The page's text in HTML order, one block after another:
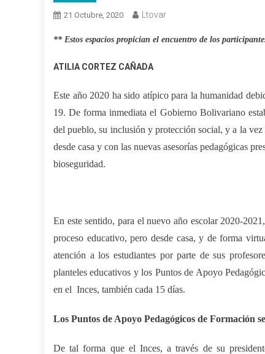
21 Octubre, 2020 Ltovar
** Estos espacios propician el encuentro de los
ATILIA CORTEZ CAÑADA
Este año 2020 ha sido atípico para la humanidad
19. De forma inmediata el Gobierno Bolivariano
del pueblo, su inclusión y protección social, y a la
desde casa y con las nuevas asesorías pedagógicas
bioseguridad.
En este sentido, para el nuevo año escolar 2020-
proceso educativo, pero desde casa, y de forma
atención a los estudiantes por parte de sus
planteles educativos y los Puntos de Apoyo
en el Inces, también cada 15 días.
Los Puntos de Apoyo Pedagógicos de Formación
De tal forma que el Inces, a través de su